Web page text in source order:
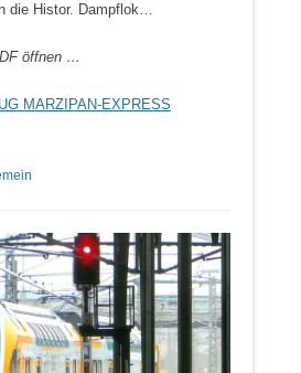
die Histor. Dampflok…
öffnen …
MARZIPAN-EXPRESS